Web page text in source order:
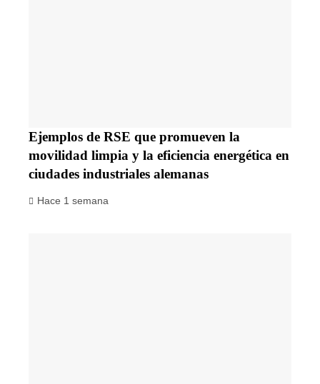
Ejemplos de RSE que promueven la
movilidad limpia y la eficiencia energética en
ciudades industriales alemanas
Hace 1 semana